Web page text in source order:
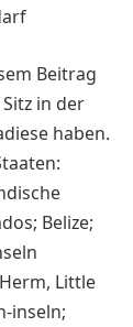
Beitrag
in der
haben.
Belize;
Little
inseln;